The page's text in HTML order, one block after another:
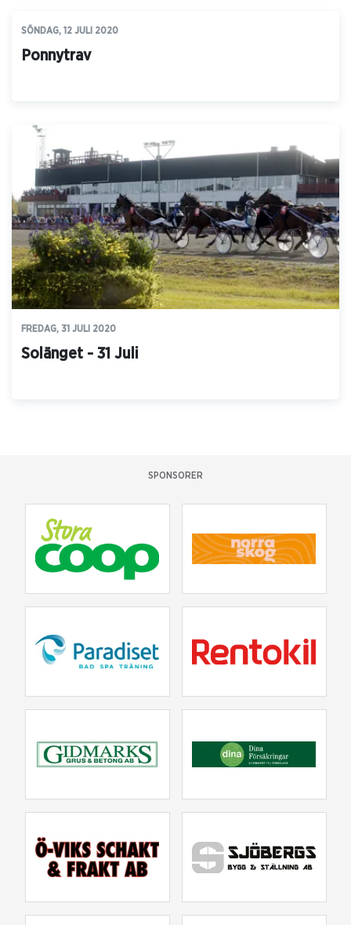
SÖNDAG, 12 JULI 2020
Ponnytrav
FREDAG, 31 JULI 2020
Solänget - 31 Juli
SPONSORER